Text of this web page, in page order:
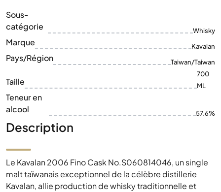
Sous-
catégorie
Whisky
Marque Kavalan
Pays/Région Taiwan/Taiwan
Taille
700
ML
Teneur en
alcool
57.6%
Description
Le Kavalan 2006 Fino Cask No.S060814046, un single
malt taïwanais exceptionnel de la célèbre distillerie
Kavalan, allie production de whisky traditionnelle et